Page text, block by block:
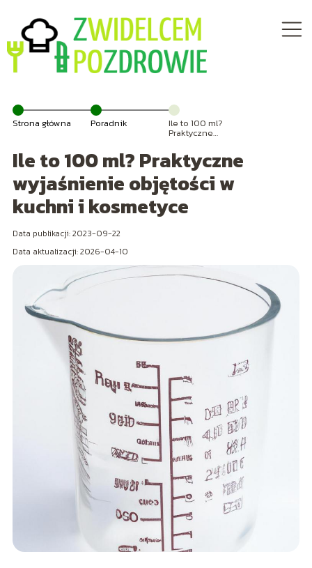
Strona główna Poradnik Ile to 100 ml?
Praktyczne
objętości w
kuchni i
kosmetyce
Ile to 100 ml? Praktyczne
wyjaśnienie objętości w
kuchni i kosmetyce
Data publikacji: 2023-09-22
Data aktualizacji: 2026-04-10